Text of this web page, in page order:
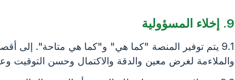
9. إخلاء المسؤولية
والملاءمة لغرض معين والدقة والاكتمال وحسن التوقيت